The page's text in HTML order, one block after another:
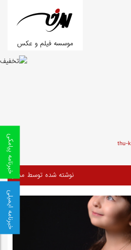
موسسه فیلم و عکس
thu-
نوشته شده توسط مدیر
خبرنامه پیامکی
خبرنامه ایمیلی